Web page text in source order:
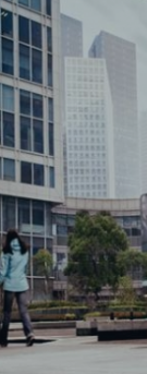
Skip
to
main
content